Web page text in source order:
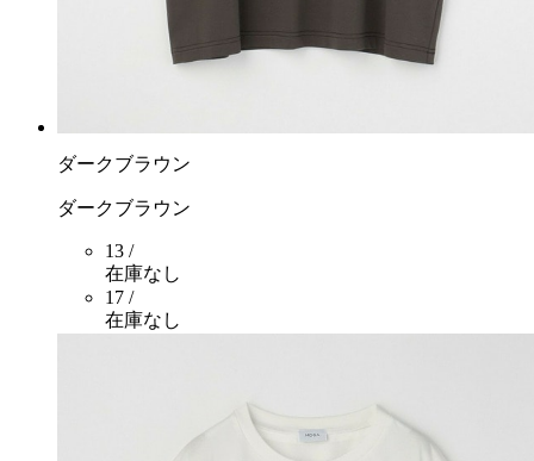
ダークブラウン
ダークブラウン
13 /
在庫なし
17 /
在庫なし